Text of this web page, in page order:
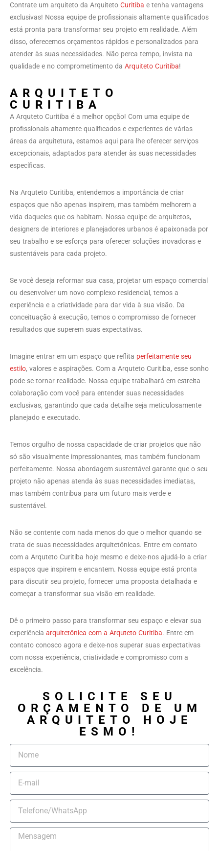
Contrate um arquiteto da Arquiteto Curitiba e tenha vantagens
exclusivas! Nossa equipe de profissionais altamente qualificados
está pronta para transformar seu projeto em realidade. Além
disso, oferecemos orçamentos rápidos e personalizados para
atender às suas necessidades. Não perca tempo, invista na
qualidade e no comprometimento da Arquiteto Curitiba!
ARQUITETO
CURITIBA
A Arquteto Curitiba é a melhor opção! Com uma equipe de
profissionais altamente qualificados e experientes de várias
áreas da arquitetura, estamos aqui para lhe oferecer serviços
excepcionais, adaptados para atender às suas necessidades
específicas.
Na Arquteto Curitiba, entendemos a importância de criar
espaços que não apenas inspirem, mas também melhorem a
vida daqueles que os habitam. Nossa equipe de arquitetos,
designers de interiores e planejadores urbanos é apaixonada por
seu trabalho e se esforça para oferecer soluções inovadoras e
sustentáveis para cada projeto.
Se você deseja reformar sua casa, projetar um espaço comercial
ou desenvolver um novo complexo residencial, temos a
experiência e a criatividade para dar vida à sua visão. Da
conceituação à execução, temos o compromisso de fornecer
resultados que superem suas expectativas.
Imagine entrar em um espaço que reflita perfeitamente seu
estilo, valores e aspirações. Com a Arquteto Curitiba, esse sonho
pode se tornar realidade. Nossa equipe trabalhará em estreita
colaboração com você para entender suas necessidades
exclusivas, garantindo que cada detalhe seja meticulosamente
planejado e executado.
Temos orgulho de nossa capacidade de criar projetos que não
só são visualmente impressionantes, mas também funcionam
perfeitamente. Nossa abordagem sustentável garante que o seu
projeto não apenas atenda às suas necessidades imediatas,
mas também contribua para um futuro mais verde e
sustentável.
Não se contente com nada menos do que o melhor quando se
trata de suas necessidades arquitetônicas. Entre em contato
com a Arquteto Curitiba hoje mesmo e deixe-nos ajudá-lo a criar
espaços que inspirem e encantem. Nossa equipe está pronta
para discutir seu projeto, fornecer uma proposta detalhada e
começar a transformar sua visão em realidade.
Dê o primeiro passo para transformar seu espaço e elevar sua
experiência arquitetônica com a Arquteto Curitiba. Entre em
contato conosco agora e deixe-nos superar suas expectativas
com nossa experiência, criatividade e compromisso com a
excelência.
SOLICITE SEU
ORÇAMENTO DE UM
ARQUITETO HOJE
ESMO!